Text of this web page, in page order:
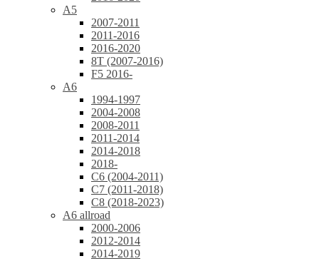
A5
2007-2011
2011-2016
2016-2020
8T (2007-2016)
F5 2016-
A6
1994-1997
2004-2008
2008-2011
2011-2014
2014-2018
2018-
C6 (2004-2011)
C7 (2011-2018)
C8 (2018-2023)
A6 allroad
2000-2006
2012-2014
2014-2019